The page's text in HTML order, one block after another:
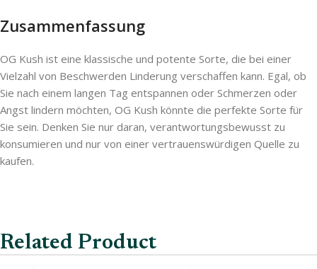
Zusammenfassung
OG Kush ist eine klassische und potente Sorte, die bei einer
Vielzahl von Beschwerden Linderung verschaffen kann. Egal, ob
Sie nach einem langen Tag entspannen oder Schmerzen oder
Angst lindern möchten, OG Kush könnte die perfekte Sorte für
Sie sein. Denken Sie nur daran, verantwortungsbewusst zu
konsumieren und nur von einer vertrauenswürdigen Quelle zu
kaufen.
Related Product